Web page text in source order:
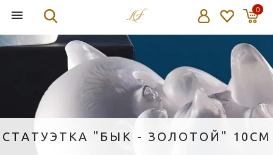
0
СТАТУЭТКА "БЫК - ЗОЛОТОЙ" 10СМ